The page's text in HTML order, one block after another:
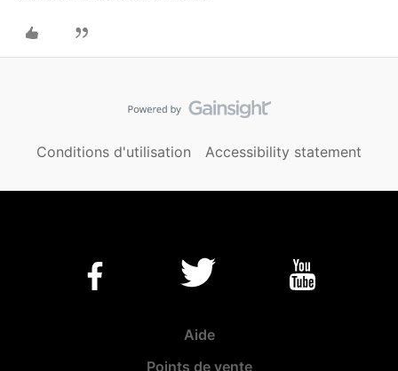
Conditions d'utilisation Accessibility statement
Aide
Points de vente